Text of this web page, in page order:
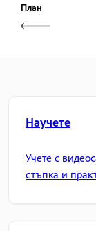
План
Научете
Учете с
стъпка и